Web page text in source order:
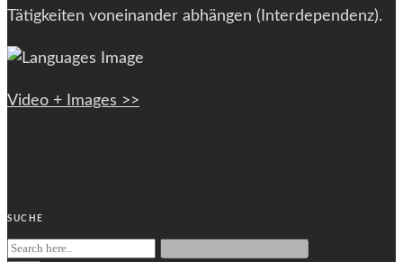
Tätigkeiten voneinander abhängen (Interdependenz).
Video + Images >>
SUCHE